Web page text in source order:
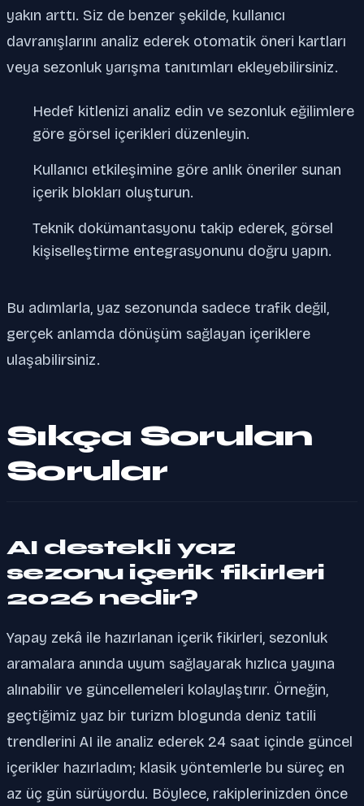
yakın arttı. Siz de benzer şekilde, kullanıcı
davranışlarını analiz ederek otomatik öneri kartları
veya sezonluk yarışma tanıtımları ekleyebilirsiniz.
Hedef kitlenizi analiz edin ve sezonluk eğilimlere
göre görsel içerikleri düzenleyin.
Kullanıcı etkileşimine göre anlık öneriler sunan
içerik blokları oluşturun.
Teknik dokümantasyonu takip ederek, görsel
kişiselleştirme entegrasyonunu doğru yapın.
Bu adımlarla, yaz sezonunda sadece trafik değil,
gerçek anlamda dönüşüm sağlayan içeriklere
ulaşabilirsiniz.
Sıkça Sorulan
Sorular
AI destekli yaz
sezonu içerik fikirleri
2026 nedir?
Yapay zekâ ile hazırlanan içerik fikirleri, sezonluk
aramalara anında uyum sağlayarak hızlıca yayına
alınabilir ve güncellemeleri kolaylaştırır. Örneğin,
geçtiğimiz yaz bir turizm blogunda deniz tatili
trendlerini AI ile analiz ederek 24 saat içinde güncel
içerikler hazırladım; klasik yöntemlerle bu süreç en
az üç gün sürüyordu. Böylece, rakiplerinizden önce